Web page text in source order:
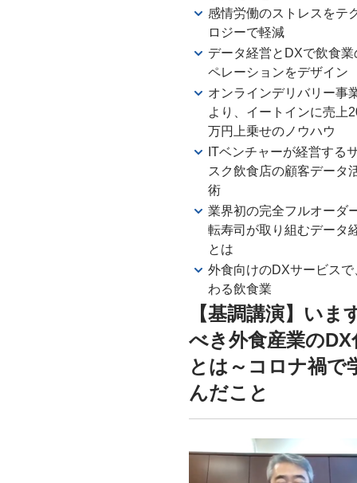
感情労働のストレスをテ
ロジーで軽減
データ経営とDXで飲食業
ペレーションをデザイン
オンラインデリバリー事
より、イートインに売上
万円上乗せのノウハウ
ITベンチャーが経営する
スク飲食店の顧客データ
術
業界初の完全フルオーダ
転寿司が取り組むデータ
とは
外食向けのDXサービスで
わる飲食業
【基調講演】いま
べき外食産業のDX
とは～コロナ禍で
んだこと